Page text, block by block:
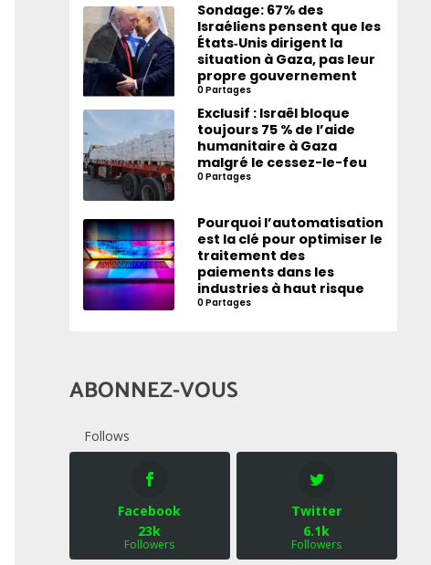
Sondage: 67% des
Israéliens pensent que les
États‑Unis dirigent la
situation à Gaza, pas leur
propre gouvernement
0 Partages
Exclusif : Israël bloque
toujours 75 % de l’aide
humanitaire à Gaza
malgré le cessez-le-feu
0 Partages
Pourquoi l’automatisation
est la clé pour optimiser le
traitement des
paiements dans les
industries à haut risque
0 Partages
ABONNEZ-VOUS
Follows
Facebook
23k
Followers
Twitter
6.1k
Followers